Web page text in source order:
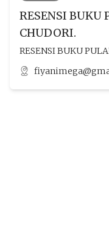
RESENSI BUKU
CHUDORI.
RESENSI BUKU